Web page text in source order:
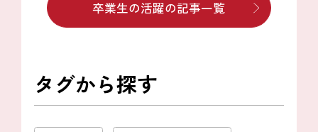
卒業生の活躍の記事一覧
タグから探す